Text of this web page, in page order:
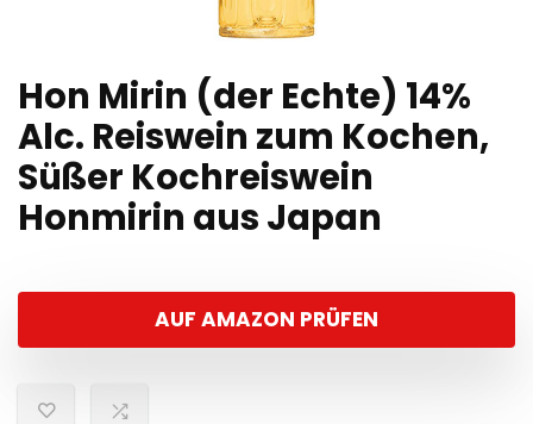
Hon Mirin (der Echte) 14%
Alc. Reiswein zum Kochen,
Süßer Kochreiswein
Honmirin aus Japan
AUF AMAZON PRÜFEN